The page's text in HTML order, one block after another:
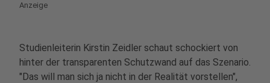
Anzeige
Studienleiterin Kirstin Zeidler schaut schockiert von
hinter der transparenten Schutzwand auf das Szenario.
"Das will man sich ja nicht in der Realität vorstellen",